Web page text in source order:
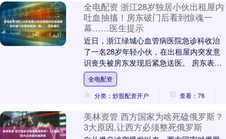
全电配资 浙江28岁独居小伙出租屋内
吐血抽搐！房东破门后看到惊魂一
幕……医生提示
近日，浙江绿城心血管病医院急诊科收治
了一名28岁年轻小伙，在出租屋内突发意
识丧失被房东发现后紧急送医。 房东表
示，小伙平时交租都挺准时的，这回迟迟
联系不上，反复....
全电配资
分类：炒股配资开户
查看：76
美林资管 西方国家为啥死磕俄罗斯？
3大原因,让西方必须整死俄罗斯